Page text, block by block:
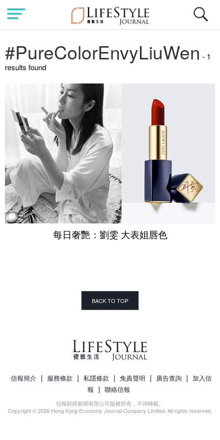
#PureColorEnvyLiuWen - 1
results found
每日奢艷：劉雯 大表姐唇色
BACK TO TOP
信報簡介 | 服務條款 | 私隱條款 | 免責聲明 | 廣告查詢 | 加入信
報 | 聯絡信報
信報財經新聞有限公司版權所有，不得轉載。
Copyright © 2026 Hong Kong Economic Journal Company Limited. All rights reserved.